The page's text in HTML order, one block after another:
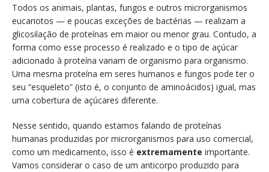
Todos os animais, plantas, fungos e outros microrganismos
eucariotos — e poucas exceções de bactérias — realizam a
glicosilação de proteínas em maior ou menor grau. Contudo, a
forma como esse processo é realizado e o tipo de açúcar
adicionado à proteína variam de organismo para organismo.
Uma mesma proteína em seres humanos e fungos pode ter o
seu “esqueleto” (isto é, o conjunto de aminoácidos) igual, mas
uma cobertura de açúcares diferente.
Nesse sentido, quando estamos falando de proteínas
humanas produzidas por microrganismos para uso comercial,
como um medicamento, isso é extremamente importante.
Vamos considerar o caso de um anticorpo produzido para